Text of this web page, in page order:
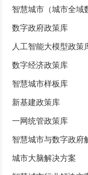
智慧城市（城市全域
数字政府政策库
人工智能大模型政策
数字经济政策库
智慧城市样板库
新基建政策库
一网统管政策库
智慧城市与数字政府
城市大脑解决方案